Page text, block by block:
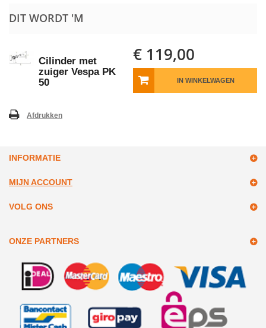
DIT WORDT 'M
Cilinder met
zuiger Vespa PK
50
€ 119,00
IN WINKELWAGEN
Afdrukken
INFORMATIE
MIJN ACCOUNT
VOLG ONS
ONZE PARTNERS